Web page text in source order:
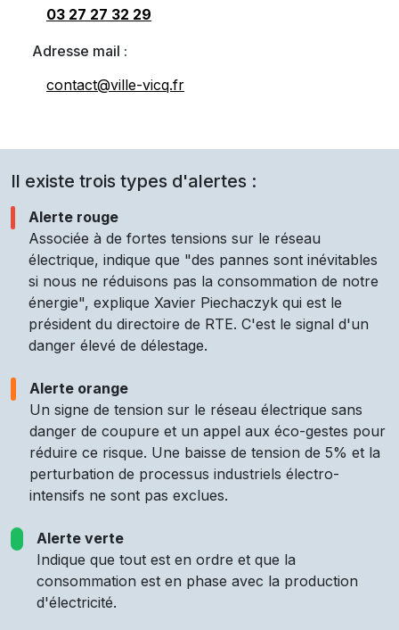
03 27 27 32 29
Adresse mail :
contact@ville-vicq.fr
Il existe trois types d'alertes :
Alerte rouge
Associée à de fortes tensions sur le réseau
électrique, indique que "des pannes sont inévitables
si nous ne réduisons pas la consommation de notre
énergie", explique Xavier Piechaczyk qui est le
président du directoire de RTE. C'est le signal d'un
danger élevé de délestage.
Alerte orange
Un signe de tension sur le réseau électrique sans
danger de coupure et un appel aux éco-gestes pour
réduire ce risque. Une baisse de tension de 5% et la
perturbation de processus industriels électro-
intensifs ne sont pas exclues.
Alerte verte
Indique que tout est en ordre et que la
consommation est en phase avec la production
d'électricité.